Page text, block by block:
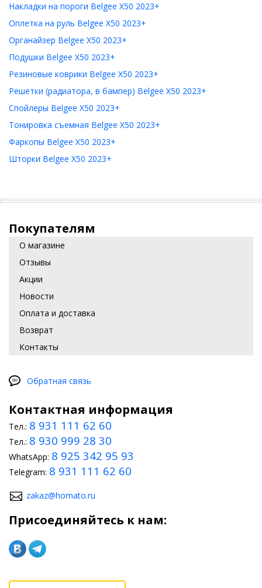
Накладки на пороги Belgee X50 2023+
Оплетка на руль Belgee X50 2023+
Органайзер Belgee X50 2023+
Подушки Belgee X50 2023+
Резиновые коврики Belgee X50 2023+
Решетки (радиатора, в бампер) Belgee X50 2023+
Спойлеры Belgee X50 2023+
Тонировка съемная Belgee X50 2023+
Фаркопы Belgee X50 2023+
Шторки Belgee X50 2023+
Покупателям
О магазине
Отзывы
Акции
Новости
Оплата и доставка
Возврат
Контакты
Обратная связь
Контактная информация
Тел.: 8 931 111 62 60
Тел.: 8 930 999 28 30
WhatsApp: 8 925 342 95 93
Telegram: 8 931 111 62 60
zakaz@homato.ru
Присоединяйтесь к нам: